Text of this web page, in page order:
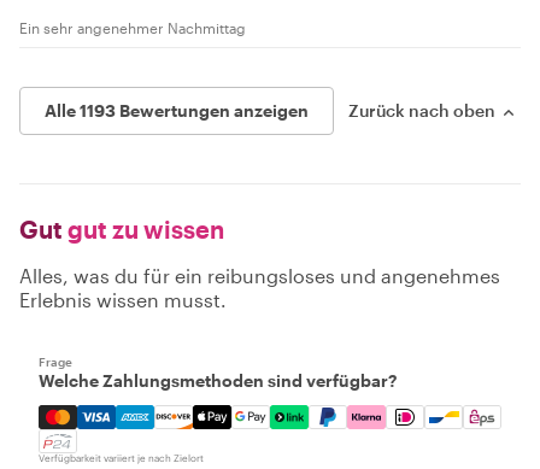
Ein sehr angenehmer Nachmittag
Alle 1193 Bewertungen anzeigen Zurück nach oben
Gut gut zu wissen
Alles, was du für ein reibungsloses und angenehmes
Erlebnis wissen musst.
Frage
Welche Zahlungsmethoden sind verfügbar?
Mastercard, Visa, Amex, Discover, Apple Pay, Google
Verfügbarkeit variiert je nach Zielort